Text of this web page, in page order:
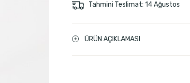
Tahmini Teslimat: 14 Ağustos
ÜRÜN AÇIKLAMASI